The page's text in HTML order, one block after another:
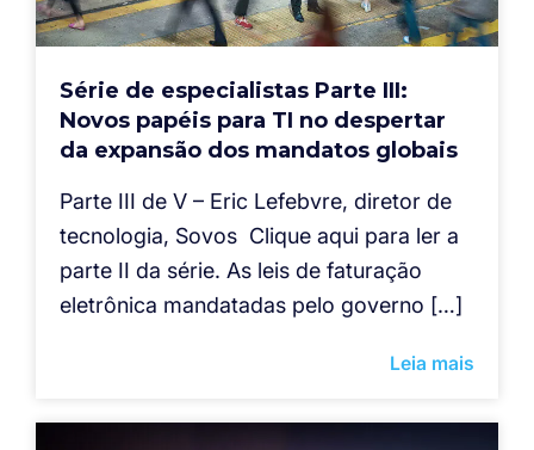
Série de especialistas Parte III:
Novos papéis para TI no despertar
da expansão dos mandatos globais
Parte III de V – Eric Lefebvre, diretor de
tecnologia, Sovos Clique aqui para ler a
parte II da série. As leis de faturação
eletrônica mandatadas pelo governo […]
Leia mais